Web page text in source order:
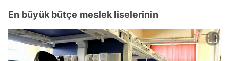
En büyük bütçe meslek liselerinin